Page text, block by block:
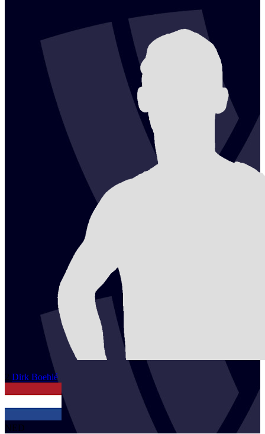
2 Dirk Boehlé
NED